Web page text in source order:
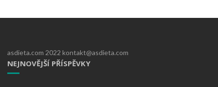
asdieta.com 2022 kontakt@asdieta.com
NEJNOVĚJŠÍ PŘÍSPĚVKY